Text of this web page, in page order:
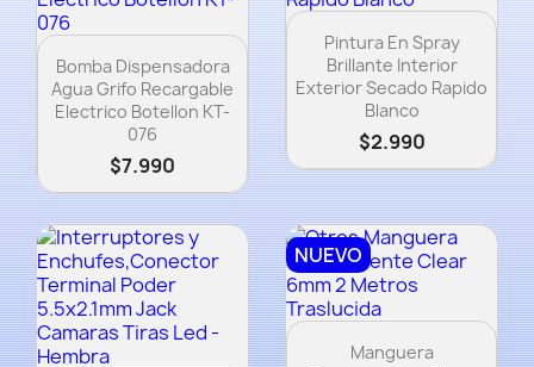
Vista rápida
Bomba Dispensadora
Agua Grifo Recargable
Electrico Botellon KT-
076
$7.990
Vista rápida
Pintura En Spray
Brillante Interior
Exterior Secado Rapido
Blanco
$2.990
Vista rápida
Manguera
NUEVO